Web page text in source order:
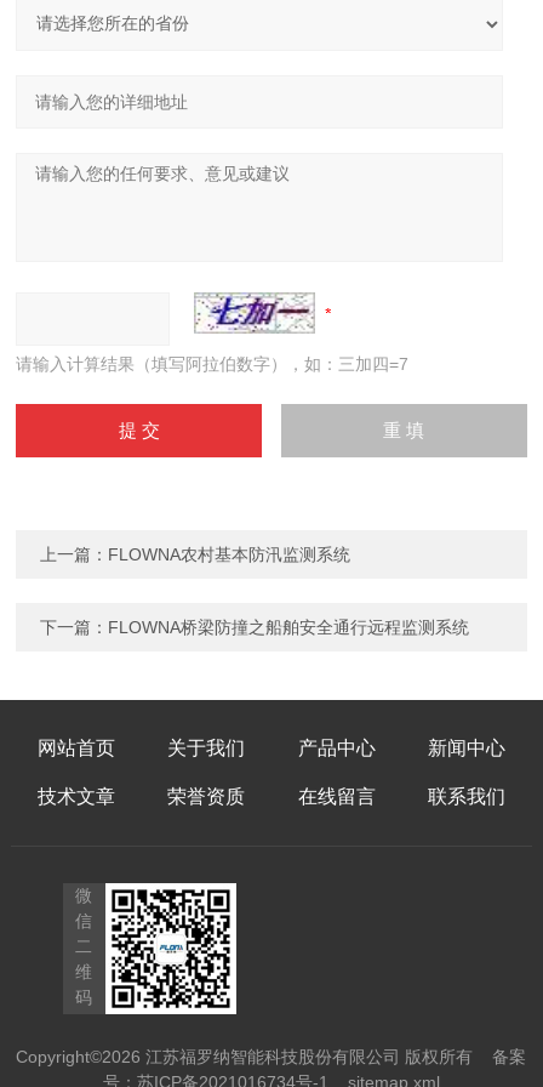
请输入计算结果（填写阿拉伯数字），如：三加四=7
上一篇： FLOWNA农村基本防汛监测系统
下一篇： FLOWNA桥梁防撞之船舶安全通行远程监测系统
网站首页 关于我们 产品中心 新闻中心
技术文章 荣誉资质 在线留言 联系我们
微
信
二
维
码
Copyright©2026 江苏福罗纳智能科技股份有限公司 版权所有备案
号：苏ICP备2021016734号-1
sitemap.xml